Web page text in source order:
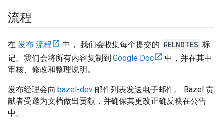
流程
在 发布 流程 中， 我们会收集每个提交的 RELNOTES 标
记。我们会将所有内容复制到 Google Doc
中，并在其中
审核、修改和整理说明。
发布经理会向 bazel-dev 邮件列表发送电子邮件。 Bazel 贡
献者受邀为文档做出贡献，并确保其更改正确反映在公告
中。